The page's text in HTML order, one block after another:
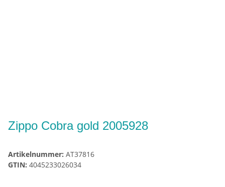
Zippo Cobra gold 2005928
Artikelnummer: AT37816
GTIN: 4045233026034